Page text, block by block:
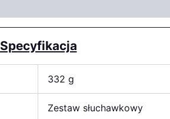
Specyfikacja
332 g
Zestaw słuchawkowy